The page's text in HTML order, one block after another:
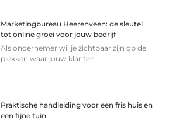
Marketingbureau Heerenveen: de sleutel
tot online groei voor jouw bedrijf
Als ondernemer wil je zichtbaar zijn op de
plekken waar jouw klanten
Praktische handleiding voor een fris huis en
een fijne tuin